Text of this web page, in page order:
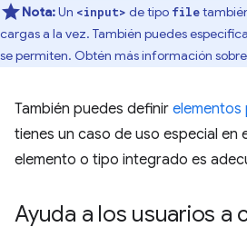
Nota:Un <input> de tipo file
cargas a la vez. También puedes
se permiten. Obtén más información sobre
También puedes definir elementos
tienes un caso de uso especial en
elemento o tipo integrado es
Ayuda a los usuarios a